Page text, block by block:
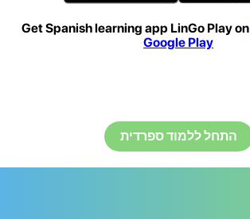
Get Spanish learning app LinGo Play on
Google Play
התחל ללמוד ספרדית